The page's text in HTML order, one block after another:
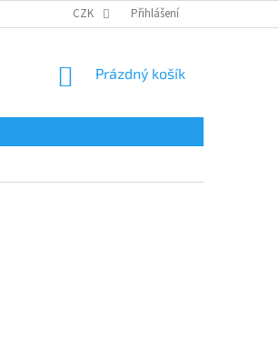
OBCHODNÍ PODMÍNKY OCHRANA OSOBNÍCH
CZK Přihlášení
NÁKUPNÍ
Prázdný košík